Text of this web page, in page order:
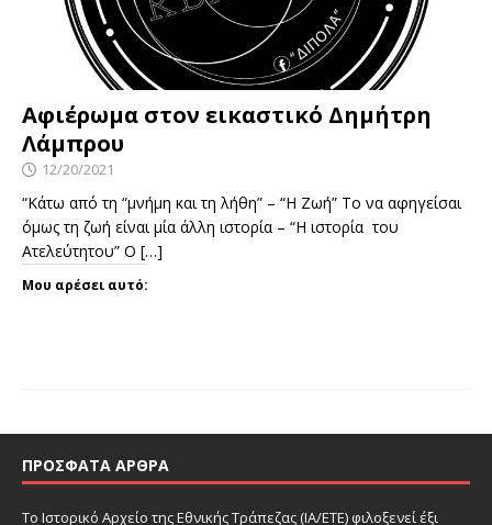
Αφιέρωμα στον εικαστικό Δημήτρη
Λάμπρου
12/20/2021
“Κάτω από τη “μνήμη και τη λήθη” – “Η Ζωή” Το να αφηγείσαι
όμως τη ζωή είναι μία άλλη ιστορία – “Η ιστορία του
Ατελεύτητου” Ο […]
Μου αρέσει αυτό:
ΠΡΌΣΦΑΤΑ ΆΡΘΡΑ
Το Ιστορικό Αρχείο της Εθνικής Τράπεζας (ΙΑ/ΕΤΕ) φιλοξενεί έξι